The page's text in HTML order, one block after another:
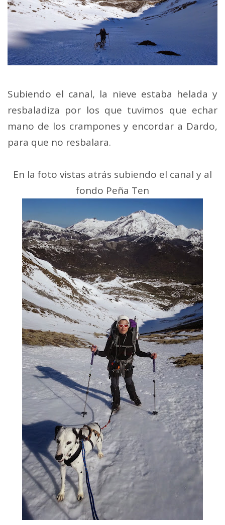
Subiendo el canal, la nieve estaba helada y
resbaladiza por los que tuvimos que echar
mano de los crampones y encordar a Dardo,
para que no resbalara.
En la foto vistas atrás subiendo el canal y al
fondo Peña Ten